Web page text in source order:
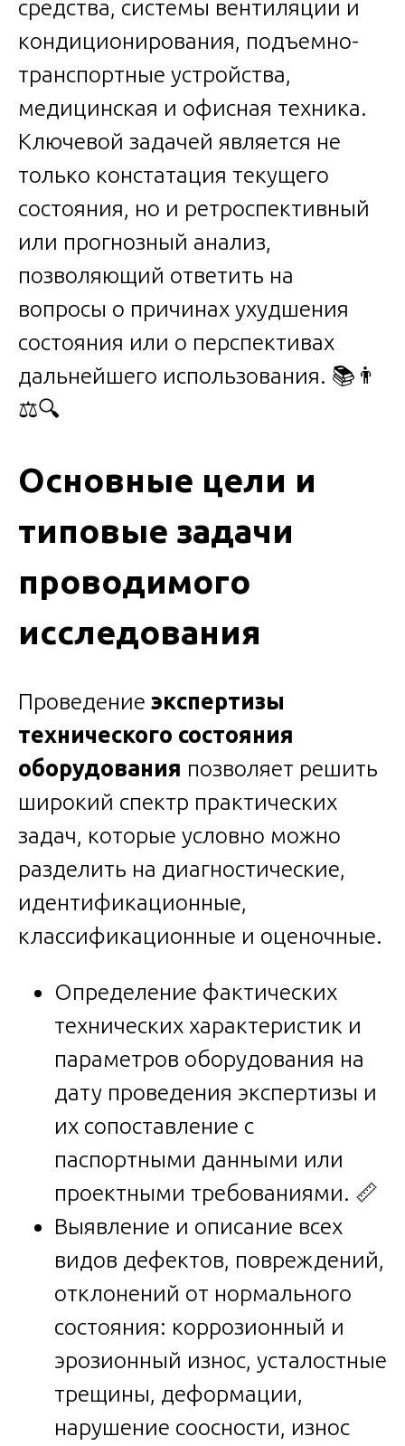
средства, системы вентиляции и
кондиционирования, подъемно-
транспортные устройства,
медицинская и офисная техника.
Ключевой задачей является не
только констатация текущего
состояния, но и ретроспективный
или прогнозный анализ,
позволяющий ответить на
вопросы о причинах ухудшения
состояния или о перспективах
дальнейшего использования. 📚👨
⚖️🔍
Основные цели и
типовые задачи
проводимого
исследования
Проведение экспертизы
технического состояния
оборудования позволяет решить
широкий спектр практических
задач, которые условно можно
разделить на диагностические,
идентификационные,
классификационные и оценочные.
Определение фактических
технических характеристик и
параметров оборудования на
дату проведения экспертизы и
их сопоставление с
паспортными данными или
проектными требованиями. 📏
Выявление и описание всех
видов дефектов, повреждений,
отклонений от нормального
состояния: коррозионный и
эрозионный износ, усталостные
трещины, деформации,
нарушение соосности, износ